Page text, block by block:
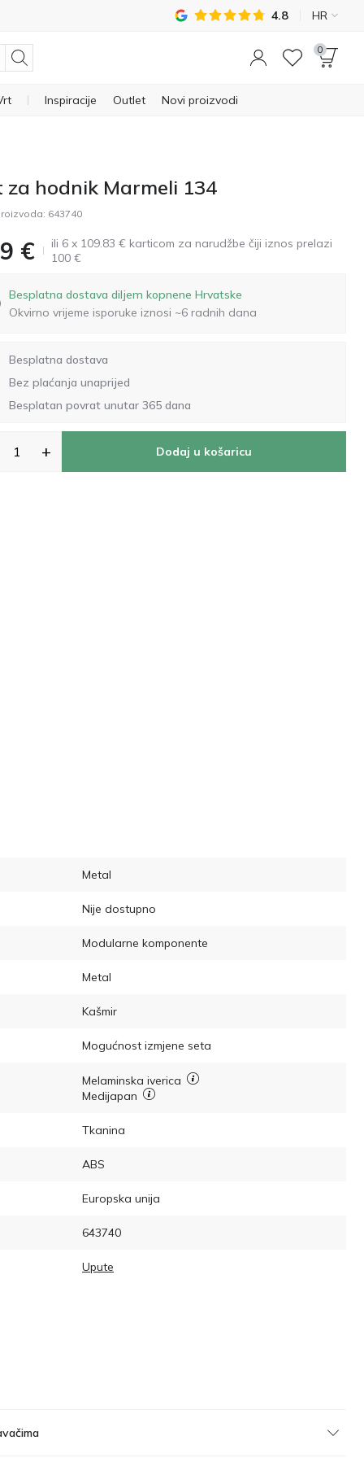
4.8 HR
0
Inspiracije Outlet Novi proizvodi
za hodnik Marmeli 134
643740
€
ili 6 x 109.83 € karticom za narudžbe čiji iznos prelazi
100 €
Besplatna dostava diljem kopnene Hrvatske
Okvirno vrijeme isporuke iznosi ~6 radnih dana
Besplatna dostava
Bez plaćanja unaprijed
Besplatan povrat unutar 365 dana
+ Dodaj u košaricu
Metal
Nije dostupno
Modularne komponente
Metal
Kašmir
Mogućnost izmjene seta
Melaminska iverica
Medijapan
Tkanina
ABS
Europska unija
643740
Upute